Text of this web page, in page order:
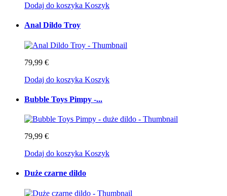
Dodaj do koszyka Koszyk
Anal Dildo Troy
79,99 €
Dodaj do koszyka Koszyk
Bubble Toys Pimpy -...
79,99 €
Dodaj do koszyka Koszyk
Duże czarne dildo